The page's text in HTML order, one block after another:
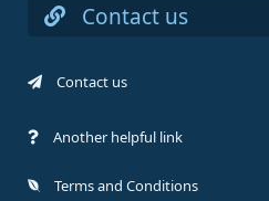
Contact us
Contact us
Another helpful link
Terms and Conditions